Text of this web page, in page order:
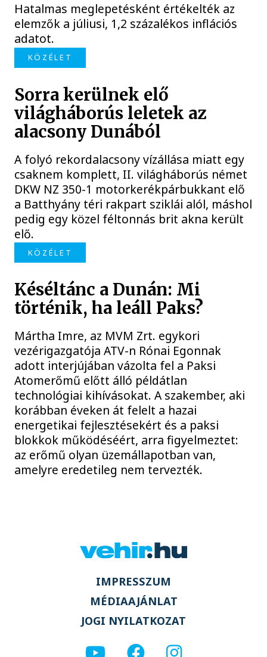
Hatalmas meglepetésként értékelték az
elemzők a júliusi, 1,2 százalékos inflációs
adatot.
KÖZÉLET
Sorra kerülnek elő
világháborús leletek az
alacsony Dunából
A folyó rekordalacsony vízállása miatt egy
csaknem komplett, II. világháborús német
DKW NZ 350-1 motorkerékpárbukkant elő
a Batthyány téri rakpart sziklái alól, máshol
pedig egy közel féltonnás brit akna került
elő.
KÖZÉLET
Késéltánc a Dunán: Mi
történik, ha leáll Paks?
Mártha Imre, az MVM Zrt. egykori
vezérigazgatója ATV-n Rónai Egonnak
adott interjújában vázolta fel a Paksi
Atomerőmű előtt álló példátlan
technológiai kihívásokat. A szakember, aki
korábban éveken át felelt a hazai
energetikai fejlesztésekért és a paksi
blokkok működéséért, arra figyelmeztet:
az erőmű olyan üzemállapotban van,
amelyre eredetileg nem tervezték.
IMPRESSZUM
MÉDIAAJÁNLAT
JOGI NYILATKOZAT